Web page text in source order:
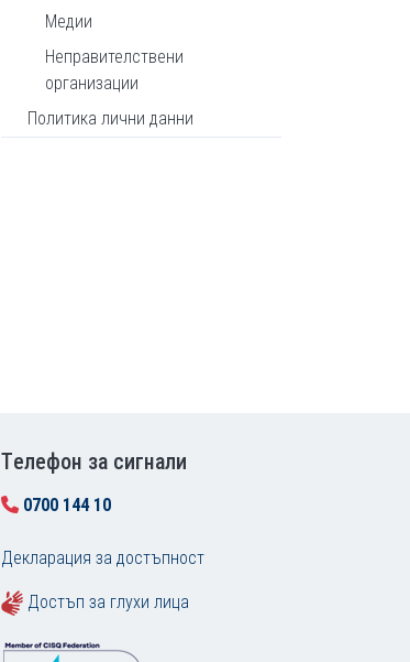
Медии
Неправителствени
организации
Политика лични данни
Tелефон за сигнали
0700 144 10
Декларация за достъпност
Достъп за глухи лица